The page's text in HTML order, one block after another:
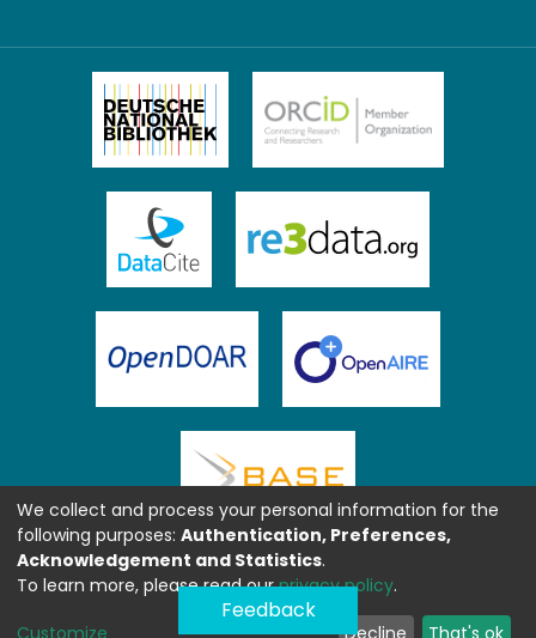
Feedback
We collect and process your personal information for the
following purposes: Authentication, Preferences,
Acknowledgement and Statistics.
To learn more, please read ourprivacy policy.